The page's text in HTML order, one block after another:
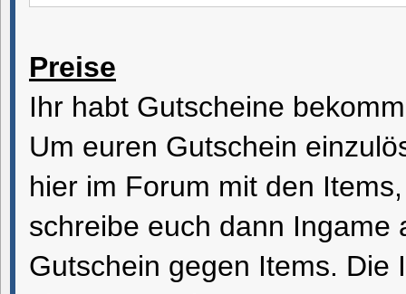
Preise
Ihr habt Gutscheine
Um euren Gutschein
hier im Forum mit den
schreibe euch dann Ingame
Gutschein gegen Items.